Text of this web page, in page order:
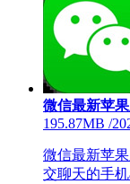
微信最新苹
195.87MB /
微信最新苹
交聊天的手